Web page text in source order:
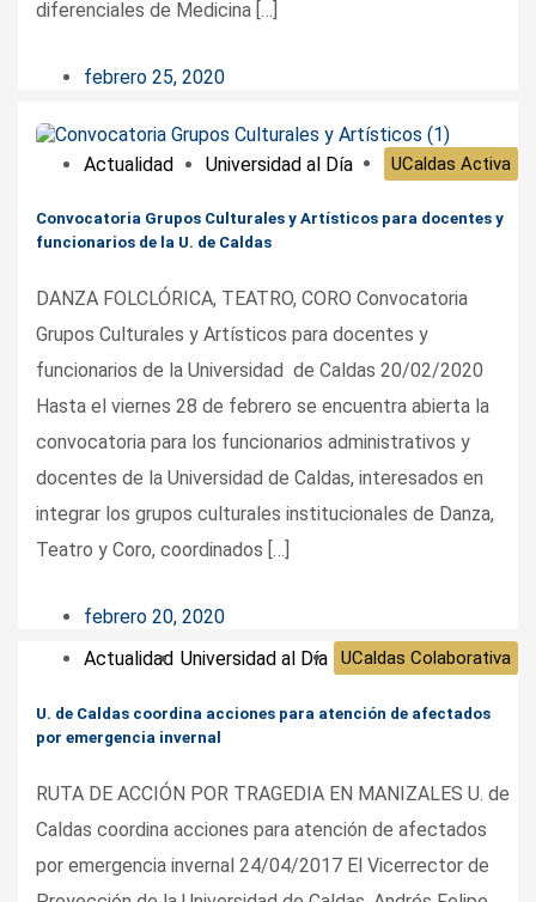
diferenciales de Medicina […]
febrero 25, 2020
Actualidad Universidad al Día UCaldas Activa
Convocatoria Grupos Culturales y Artísticos para docentes y
funcionarios de la U. de Caldas
DANZA FOLCLÓRICA, TEATRO, CORO Convocatoria
Grupos Culturales y Artísticos para docentes y
funcionarios de la Universidad de Caldas 20/02/2020
Hasta el viernes 28 de febrero se encuentra abierta la
convocatoria para los funcionarios administrativos y
docentes de la Universidad de Caldas, interesados en
integrar los grupos culturales institucionales de Danza,
Teatro y Coro, coordinados […]
febrero 20, 2020
Actualidad Universidad al Día UCaldas Colaborativa
U. de Caldas coordina acciones para atención de afectados
por emergencia invernal
RUTA DE ACCIÓN POR TRAGEDIA EN MANIZALES U. de
Caldas coordina acciones para atención de afectados
por emergencia invernal 24/04/2017 El Vicerrector de